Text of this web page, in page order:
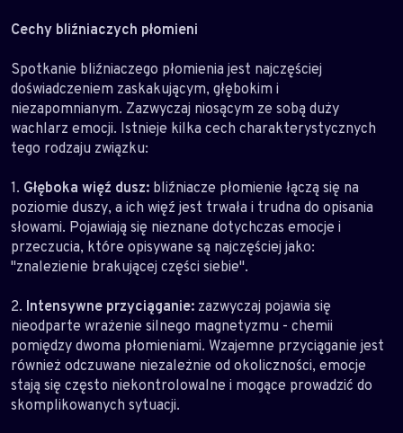
Cechy bliźniaczych płomieni
Spotkanie bliźniaczego płomienia jest najczęściej
doświadczeniem zaskakującym, głębokim i
niezapomnianym. Zazwyczaj niosącym ze sobą duży
wachlarz emocji. Istnieje kilka cech charakterystycznych
tego rodzaju związku:
1. Głęboka więź dusz: bliźniacze płomienie łączą się na
poziomie duszy, a ich więź jest trwała i trudna do opisania
słowami. Pojawiają się nieznane dotychczas emocje i
przeczucia, które opisywane są najczęściej jako:
"znalezienie brakującej części siebie".
2. Intensywne przyciąganie: zazwyczaj pojawia się
nieodparte wrażenie silnego magnetyzmu - chemii
pomiędzy dwoma płomieniami. Wzajemne przyciąganie jest
również odczuwane niezależnie od okoliczności, emocje
stają się często niekontrolowalne i mogące prowadzić do
skomplikowanych sytuacji.